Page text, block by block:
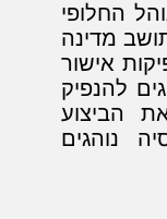
החלופי
מדינה
אישור
להנפיק
הביצוע
נוהגים